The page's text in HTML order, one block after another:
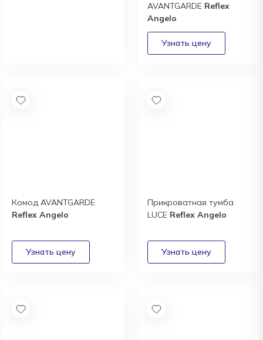
AVANTGARDE Reflex
Angelo
Комод AVANTGARDE
Reflex Angelo
Прикроватная тумба
LUCE Reflex Angelo